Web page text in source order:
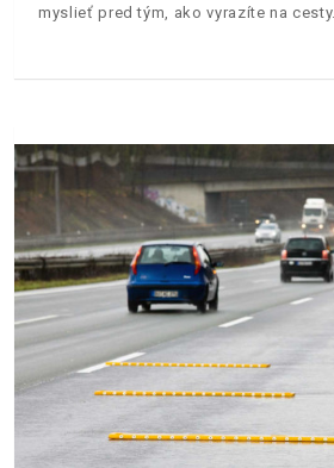
myslieť pred tým, ako vyrazíte na cesty.